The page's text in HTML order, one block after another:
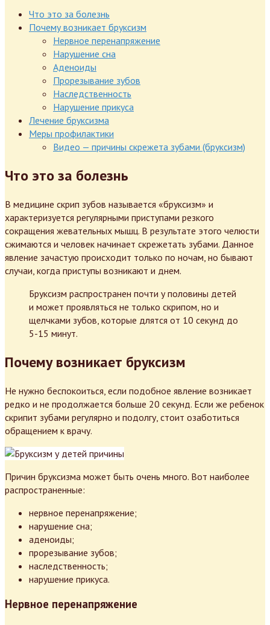
Что это за болезнь
Почему возникает бруксизм
Нервное перенапряжение
Нарушение сна
Аденоиды
Прорезывание зубов
Наследственность
Нарушение прикуса
Лечение бруксизма
Меры профилактики
Видео — причины скрежета зубами (бруксизм)
Что это за болезнь
В медицине скрип зубов называется «бруксизм» и
характеризуется регулярными приступами резкого
сокращения жевательных мышц. В результате этого челюсти
сжимаются и человек начинает скрежетать зубами. Данное
явление зачастую происходит только по ночам, но бывают
случаи, когда приступы возникают и днем.
Бруксизм распространен почти у половины детей
и может проявляться не только скрипом, но и
щелчками зубов, которые длятся от 10 секунд до
5-15 минут.
Почему возникает бруксизм
Не нужно беспокоиться, если подобное явление возникает
редко и не продолжается больше 20 секунд. Если же ребенок
скрипит зубами регулярно и подолгу, стоит озаботиться
обращением к врачу.
Причин бруксизма может быть очень много. Вот наиболее
распространенные:
нервное перенапряжение;
нарушение сна;
аденоиды;
прорезывание зубов;
наследственность;
нарушение прикуса.
Нервное перенапряжение